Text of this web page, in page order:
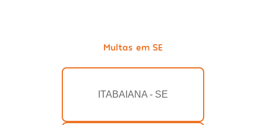
Multas em SE
ITABAIANA - SE